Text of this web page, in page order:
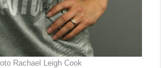
Rachael Leigh Cook